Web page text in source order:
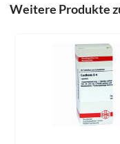
Weitere Produkte